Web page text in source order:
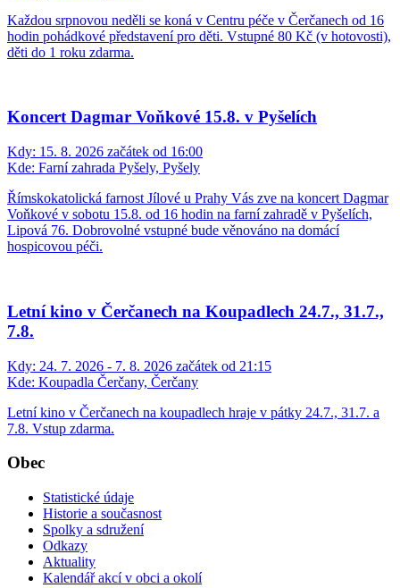
Každou srpnovou neděli se koná v Centru péče v Čerčanech od 16
hodin pohádkové představení pro děti. Vstupné 80 Kč (v hotovosti),
děti do 1 roku zdarma.
Koncert Dagmar Voňkové 15.8. v Pyšelích
Kdy: 15. 8. 2026 začátek od 16:00
Kde: Farní zahrada Pyšely, Pyšely
Římskokatolická farnost Jílové u Prahy Vás zve na koncert Dagmar
Voňkové v sobotu 15.8. od 16 hodin na farní zahradě v Pyšelích,
Lipová 76. Dobrovolné vstupné bude věnováno na domácí
hospicovou péči.
Letní kino v Čerčanech na Koupadlech 24.7., 31.7.,
7.8.
Kdy: 24. 7. 2026 - 7. 8. 2026 začátek od 21:15
Kde: Koupadla Čerčany, Čerčany
Letní kino v Čerčanech na koupadlech hraje v pátky 24.7., 31.7. a
7.8. Vstup zdarma.
Obec
Statistické údaje
Historie a současnost
Spolky a sdružení
Odkazy
Aktuality
Kalendář akcí v obci a okolí